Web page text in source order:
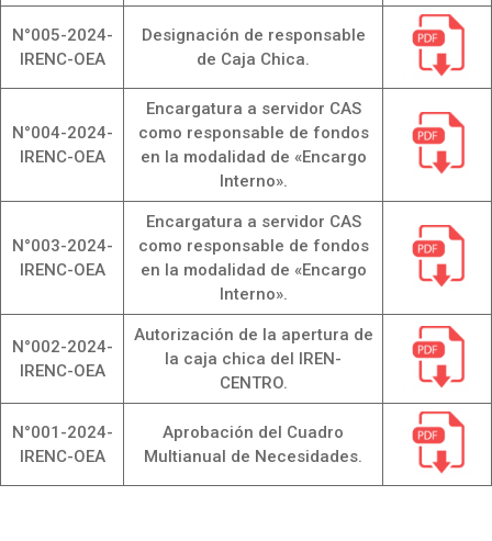
N°005-2024-
IRENC-OEA
Designación de responsable
de Caja Chica.
N°004-2024-
IRENC-OEA
Encargatura a servidor CAS
como responsable de fondos
en la modalidad de «Encargo
Interno».
N°003-2024-
IRENC-OEA
Encargatura a servidor CAS
como responsable de fondos
en la modalidad de «Encargo
Interno».
N°002-2024-
IRENC-OEA
Autorización de la apertura de
la caja chica del IREN-
CENTRO.
N°001-2024-
IRENC-OEA
Aprobación del Cuadro
Multianual de Necesidades.